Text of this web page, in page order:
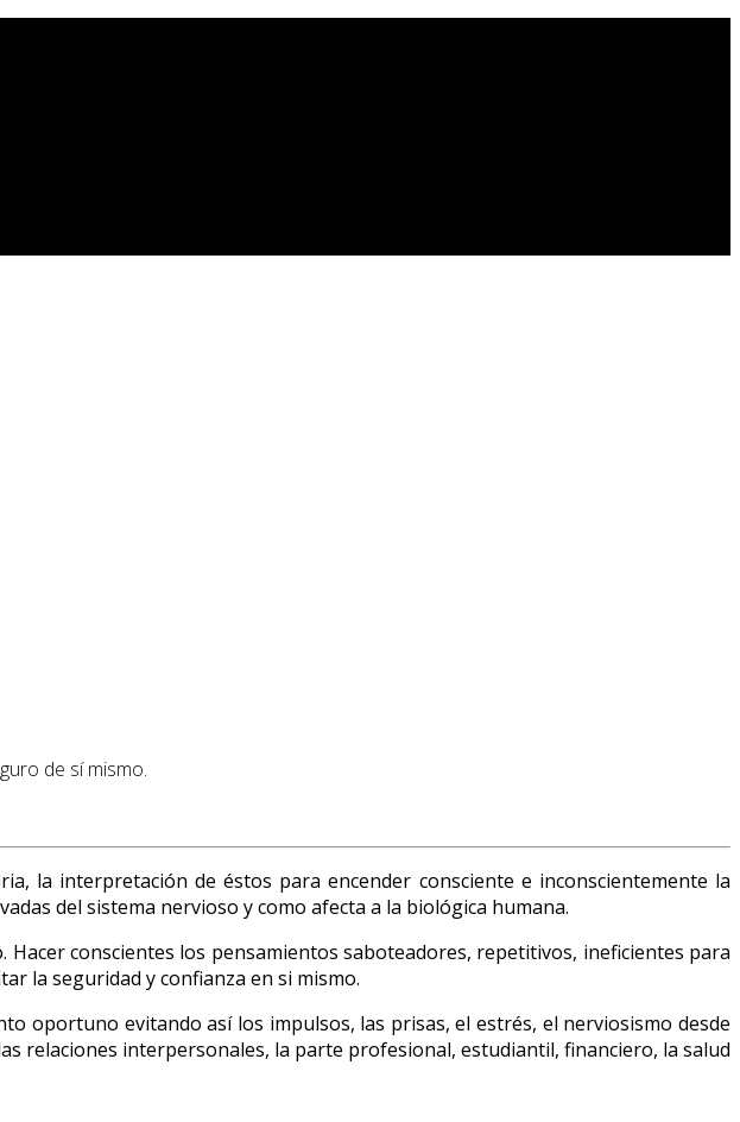
de sí mismo.
la interpretación de éstos para encender consciente e inconscientemente la
del sistema nervioso y como afecta a la biológica humana.
conscientes los pensamientos saboteadores, repetitivos, ineficientes para
la seguridad y confianza en si mismo.
oportuno evitando así los impulsos, las prisas, el estrés, el nerviosismo desde
relaciones interpersonales, la parte profesional, estudiantil, financiero, la salud